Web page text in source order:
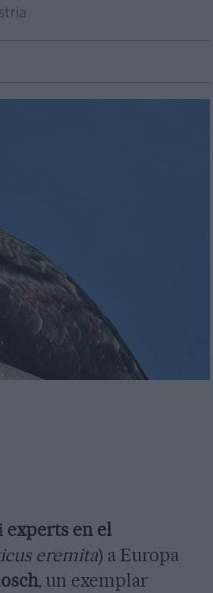
experts en el
eremita) a Europa
, un exemplar